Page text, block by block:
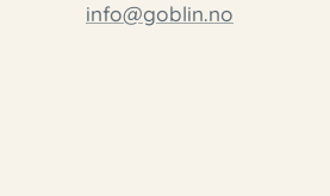
info@goblin.no